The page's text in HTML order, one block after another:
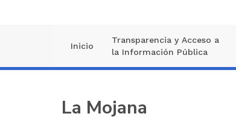
Navegación
principal
Inicio
Transparencia y Acceso a
la Información Pública
La Mojana